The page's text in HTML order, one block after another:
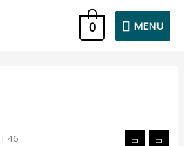
MENU
MENU
0
46